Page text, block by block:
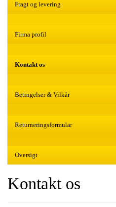
Fragt og levering
Firma profil
Kontakt os
Betingelser & Vilkår
Returneringsformular
Oversigt
Kontakt os